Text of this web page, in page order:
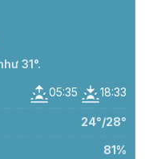
31°.
05:35 18:33
24°/28°
81%